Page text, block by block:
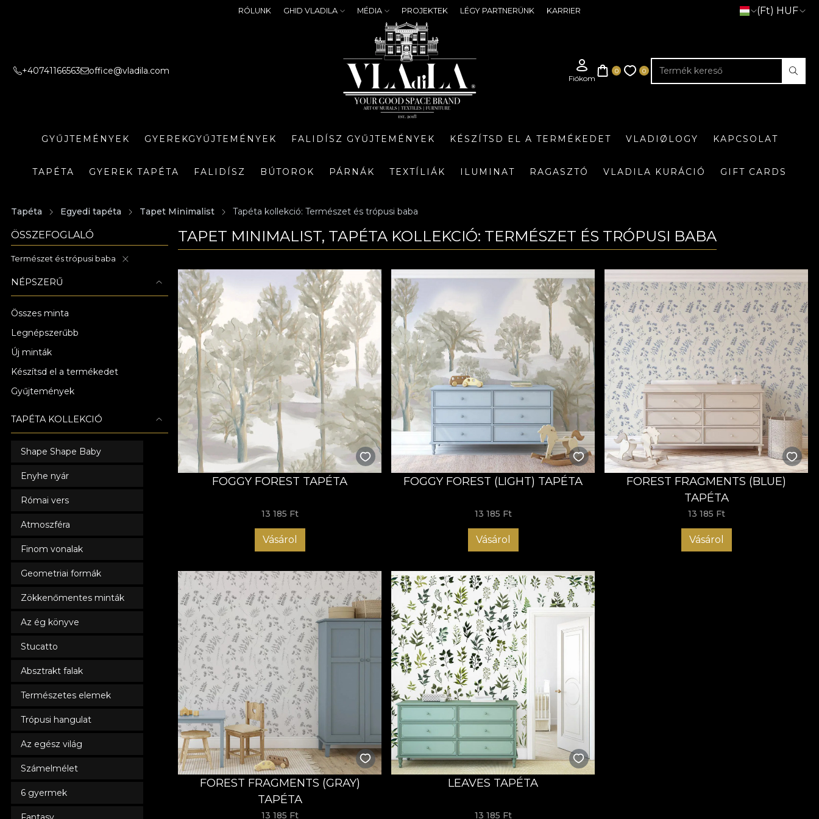
RÓLUNK GHID VLADILA MÉDIA PROJEKTEK LÉGY PARTNERÜNK KARRIER (Ft) HUF
+40741166563 office@vladila.com
GYŰJTEMÉNYEK GYEREKGYŰJTEMÉNYEK FALIDÍSZ GYŰJTEMÉNYEK KÉSZÍTSD EL A TERMÉKEDET VLADIØLOGY KAPCSOLAT
TAPÉTA GYEREK TAPÉTA FALIDÍSZ BÚTOROK PÁRNÁK TEXTÍLIÁK ILUMINAT RAGASZTÓ VLADILA KURÁCIÓ GIFT CARDS
Tapéta Egyedi tapéta Tapet Minimalist Tapéta kollekció: Természet és trópusi baba
ÖSSZEFOGLALÓ
Természet és trópusi baba
NÉPSZERŰ
Összes minta
Legnépszerűbb
Új minták
Készítsd el a termékedet
Gyűjtemények
TAPÉTA KOLLEKCIÓ
Shape Shape Baby
Enyhe nyár
Római vers
Atmoszféra
Finom vonalak
Geometriai formák
Zökkenőmentes minták
Az ég könyve
Stucatto
Absztrakt falak
Természetes elemek
Trópusi hangulat
Az egész világ
Számelmélet
6 gyermek
TAPET MINIMALIST, TAPÉTA KOLLEKCIÓ: TERMÉSZET ÉS TRÓPUSI BABA
FOGGY FOREST TAPÉTA
13 185 Ft
Vásárol
FOGGY FOREST (LIGHT) TAPÉTA
13 185 Ft
Vásárol
FOREST FRAGMENTS (BLUE)
TAPÉTA
13 185 Ft
Vásárol
FOREST FRAGMENTS (GRAY)
TAPÉTA
13 185 Ft
LEAVES TAPÉTA
13 185 Ft